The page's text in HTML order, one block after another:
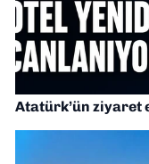
Atatürk’ün ziyaret